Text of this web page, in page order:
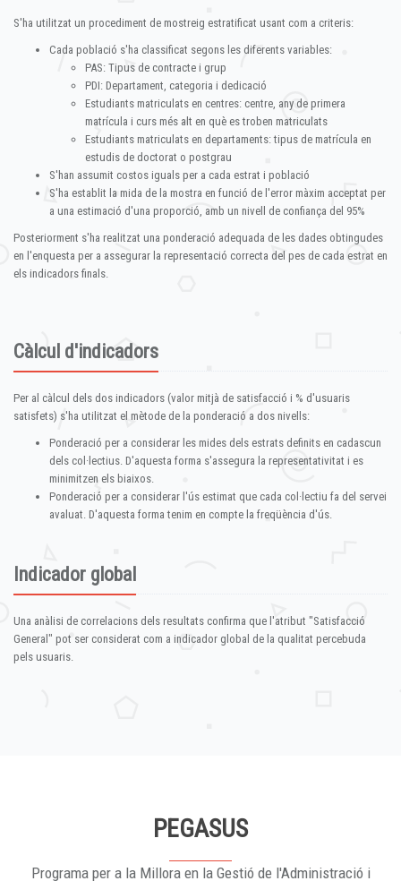
S'ha utilitzat un procediment de mostreig estratificat usant com a criteris:
Cada població s'ha classificat segons les diferents variables:
PAS: Tipus de contracte i grup
PDI: Departament, categoria i dedicació
Estudiants matriculats en centres: centre, any de primera
matrícula i curs més alt en què es troben matriculats
Estudiants matriculats en departaments: tipus de matrícula en
estudis de doctorat o postgrau
S'han assumit costos iguals per a cada estrat i població
S'ha establit la mida de la mostra en funció de l'error màxim acceptat per
a una estimació d'una proporció, amb un nivell de confiança del 95%
Posteriorment s'ha realitzat una ponderació adequada de les dades obtingudes
en l'enquesta per a assegurar la representació correcta del pes de cada estrat en
els indicadors finals.
Càlcul d'indicadors
Per al càlcul dels dos indicadors (valor mitjà de satisfacció i % d'usuaris
satisfets) s'ha utilitzat el mètode de la ponderació a dos nivells:
Ponderació per a considerar les mides dels estrats definits en cadascun
dels col·lectius. D'aquesta forma s'assegura la representativitat i es
minimitzen els biaixos.
Ponderació per a considerar l'ús estimat que cada col·lectiu fa del servei
avaluat. D'aquesta forma tenim en compte la freqüència d'ús.
Indicador global
Una anàlisi de correlacions dels resultats confirma que l'atribut "Satisfacció
General" pot ser considerat com a indicador global de la qualitat percebuda
pels usuaris.
PEGASUS
Programa per a la Millora en la Gestió de l'Administració i